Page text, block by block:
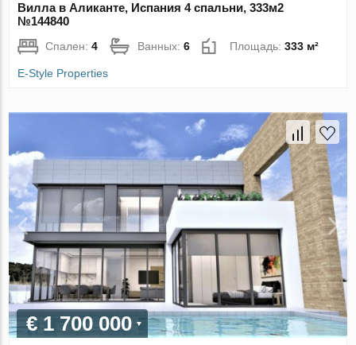
Вилла в Аликанте, Испания 4 спальни, 333м2
№144840
Спален:4 Ванных:6 Площадь:333 м²
E-Style Properties
€ 1 700 000